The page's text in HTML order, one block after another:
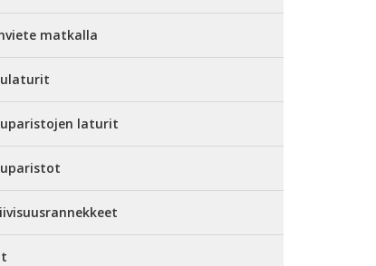
matkalla
laturit